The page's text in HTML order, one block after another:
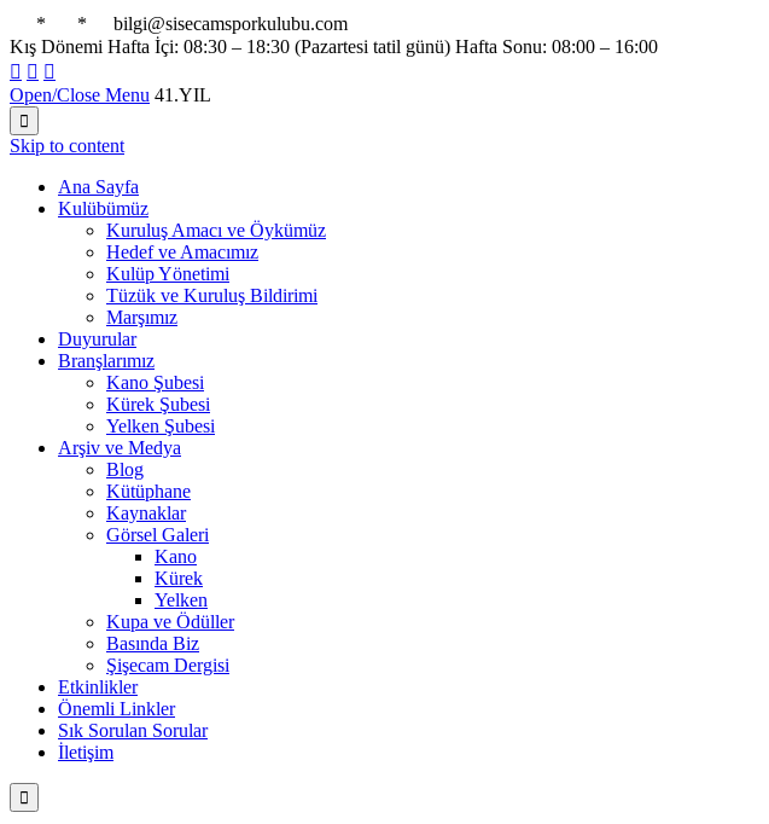
* *
bilgi@sisecamsporkulubu.com
Kış Dönemi Hafta İçi: 08:30 – 18:30 (Pazartesi tatil günü) Hafta Sonu: 08:00 – 16:00
  
Open/Close Menu 41.YIL

Skip to content
Ana Sayfa
Kulübümüz
Kuruluş Amacı ve Öykümüz
Hedef ve Amacımız
Kulüp Yönetimi
Tüzük ve Kuruluş Bildirimi
Marşımız
Duyurular
Branşlarımız
Kano Şubesi
Kürek Şubesi
Yelken Şubesi
Arşiv ve Medya
Blog
Kütüphane
Kaynaklar
Görsel Galeri
Kano
Kürek
Yelken
Kupa ve Ödüller
Basında Biz
Şişecam Dergisi
Etkinlikler
Önemli Linkler
Sık Sorulan Sorular
İletişim
